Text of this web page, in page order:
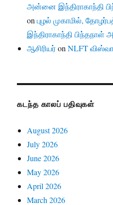
அன்னை இந்திராகாந்தி
onபுழல் முகாமில்,
இந்திராகாந்தி பிந்தநாள்
ஆசிரியர்onNLFT
கடந்த காலப் பதிவுகள்
August 2026
July 2026
June 2026
May 2026
April 2026
March 2026